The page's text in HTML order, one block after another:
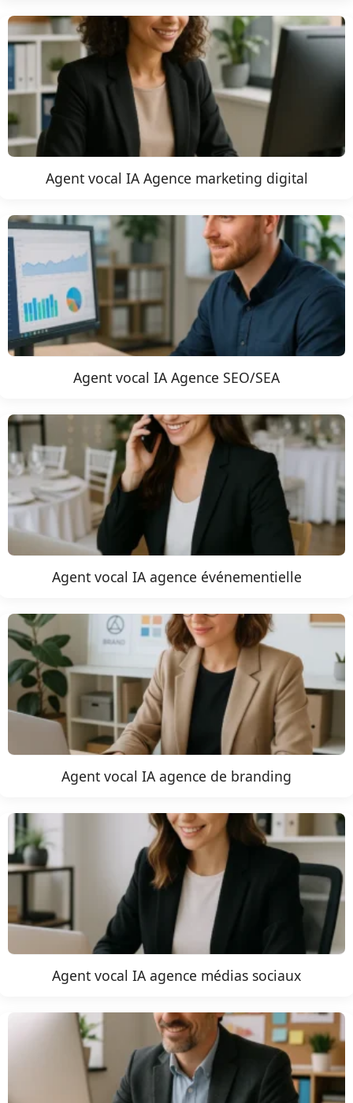
Agent vocal IA Agence marketing digital
Agent vocal IA Agence SEO/SEA
Agent vocal IA agence événementielle
Agent vocal IA agence de branding
Agent vocal IA agence médias sociaux